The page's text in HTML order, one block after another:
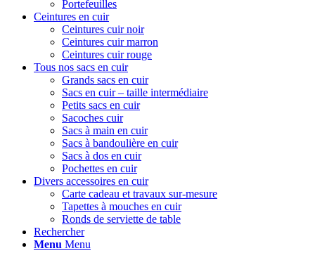
Portefeuilles
Ceintures en cuir
Ceintures cuir noir
Ceintures cuir marron
Ceintures cuir rouge
Tous nos sacs en cuir
Grands sacs en cuir
Sacs en cuir – taille intermédiaire
Petits sacs en cuir
Sacoches cuir
Sacs à main en cuir
Sacs à bandoulière en cuir
Sacs à dos en cuir
Pochettes en cuir
Divers accessoires en cuir
Carte cadeau et travaux sur-mesure
Tapettes à mouches en cuir
Ronds de serviette de table
Rechercher
Menu Menu